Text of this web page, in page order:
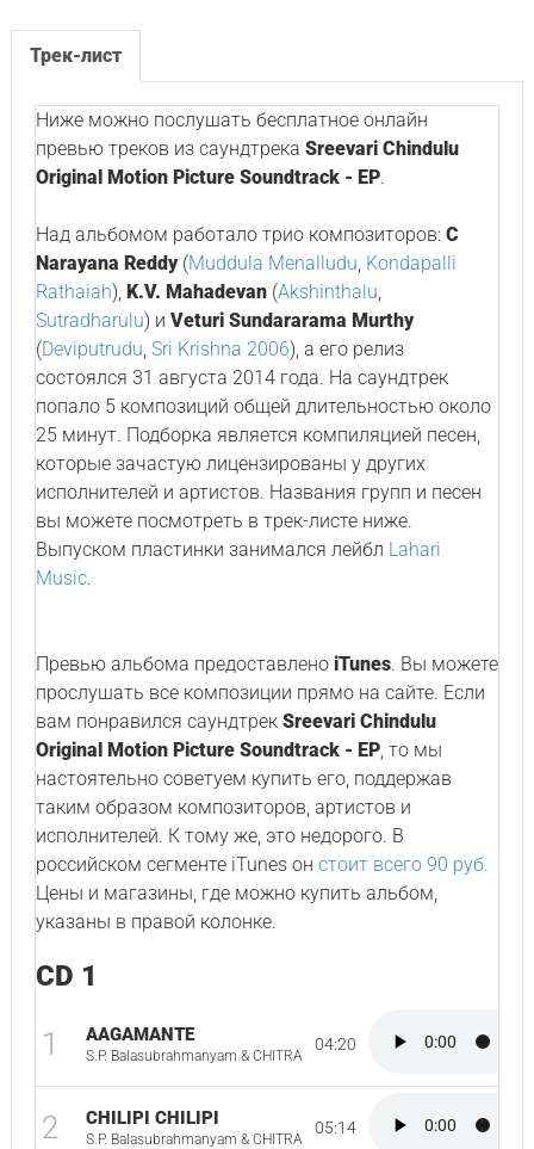
Трек-лист
Ниже можно послушать бесплатное онлайн
превью треков из саундтрека Sreevari Chindulu
Original Motion Picture Soundtrack - EP.
Над альбомом работало трио композиторов: C
Narayana Reddy(Muddula Menalludu, Kondapalli
Rathaiah), K.V. Mahadevan(Akshinthalu,
Sutradharulu) и Veturi Sundararama Murthy
(Deviputrudu, Sri Krishna 2006), а его релиз
состоялся 31 августа 2014 года. На саундтрек
попало 5 композиций общей длительностью около
25 минут. Подборка является компиляцией песен,
которые зачастую лицензированы у других
исполнителей и артистов. Названия групп и песен
вы можете посмотреть в трек-листе ниже.
Выпуском пластинки занимался лейбл Lahari
Music.
Превью альбома предоставлено iTunes. Вы можете
прослушать все композиции прямо на сайте. Если
вам понравился саундтрек Sreevari Chindulu
Original Motion Picture Soundtrack - EP, то мы
настоятельно советуем купить его, поддержав
таким образом композиторов, артистов и
исполнителей. К тому же, это недорого. В
российском сегменте iTunes он стоит всего 90 руб.
Цены и магазины, где можно купить альбом,
указаны в правой колонке.
CD 1
1 AAGAMANTE
S.P. Balasubrahmanyam & CHITRA
04:20
2 CHILIPI CHILIPI
S.P. Balasubrahmanyam & CHITRA
05:14